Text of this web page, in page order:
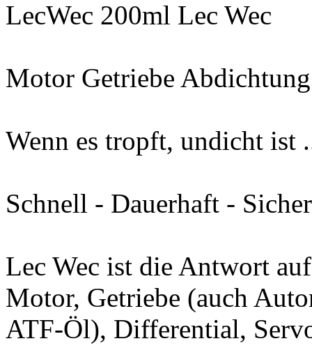
LecWec 200ml Lec Wec
Motor Getriebe
Wenn es tropft, undicht ist
Schnell - Dauerhaft - Sicher
Lec Wec ist die Antwort
Motor, Getriebe (auch
ATF-Öl), Differential,